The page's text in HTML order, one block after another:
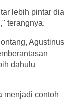
lebih pintar dia
terangnya.
Agustinus
dahulu
menjadi contoh